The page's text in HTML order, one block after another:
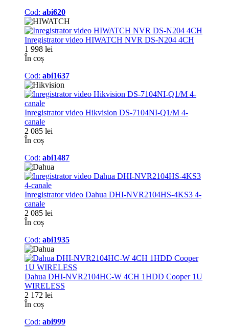
Cod: abi620
Inregistrator video HIWATCH NVR DS-N204 4CH
1 998 lei
În coș
Cod: abi1637
Inregistrator video Hikvision DS-7104NI-Q1/M 4-
canale
2 085 lei
În coș
Cod: abi1487
Inregistrator video Dahua DHI-NVR2104HS-4KS3 4-
canale
2 085 lei
În coș
Cod: abi1935
Dahua DHI-NVR2104HC-W 4CH 1HDD Cooper 1U
WIRELESS
2 172 lei
În coș
Cod: abi999